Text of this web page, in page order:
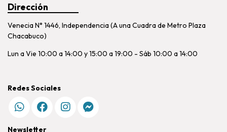
Dirección
Venecia N° 1446, Independencia (A una Cuadra de Metro Plaza
Chacabuco)
Lun a Vie 10:00 a 14:00 y 15:00 a 19:00 - Sáb 10:00 a 14:00
Redes Sociales
Newsletter